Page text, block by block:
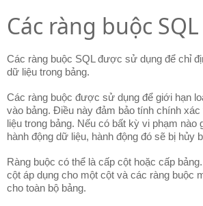
Các ràng buộc SQL
Các ràng buộc SQL được sử dụng để chỉ
dữ liệu trong bảng.
Các ràng buộc được sử dụng để giới hạn
vào bảng. Điều này đảm bảo tính chính
liệu trong bảng. Nếu có bất kỳ vi phạm nào
hành động dữ liệu, hành động đó sẽ bị hủy
Ràng buộc có thể là cấp cột hoặc cấp bảng.
cột áp dụng cho một cột và các ràng buộc
cho toàn bộ bảng.